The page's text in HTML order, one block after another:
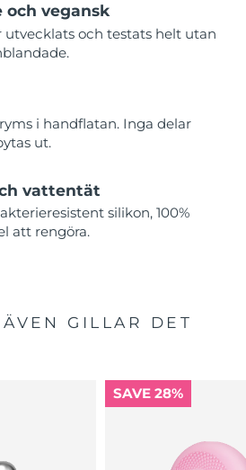
och vegansk
utvecklats och testats helt utan
i handflatan. Inga delar
ut.
vattentät
silikon, 100%
att rengöra.
GILLAR DET
SAVE 28%